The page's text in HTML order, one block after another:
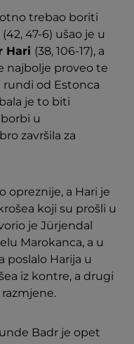
trebao boriti
(42, 47-6) ušao je u
Hari (38, 106-17), a
najbolje proveo te
od Estonca
je to biti
u
završila za
opreznije, a Hari je
koji su prošli u
je Jürjendal
Marokanca, a u
poslalo Harija u
iz kontre, a drugi
Badr je opet